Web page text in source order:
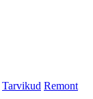
Tarvikud Remont